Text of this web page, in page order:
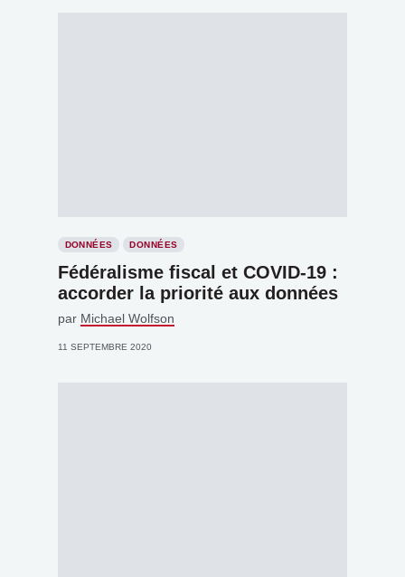
DONNÉES DONNÉES
Fédéralisme fiscal et COVID-19 :
accorder la priorité aux données
par Michael Wolfson
11 SEPTEMBRE 2020